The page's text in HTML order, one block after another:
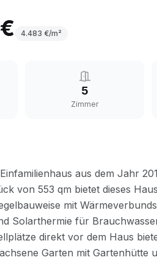
4.483 €/m²
5
Zimmer